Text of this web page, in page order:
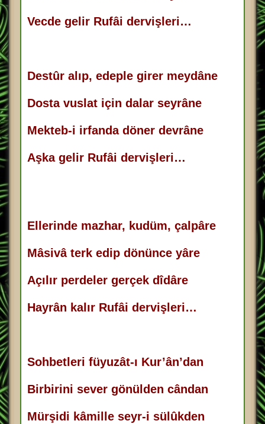
Vecde gelir Rufâi dervişleri…
Destûr alıp, edeple girer meydâne
Dosta vuslat için dalar seyrâne
Mekteb-i irfanda döner devrâne
Aşka gelir Rufâi dervişleri…
Ellerinde mazhar, kudüm, çalpâre
Mâsivâ terk edip dönünce yâre
Açılır perdeler gerçek dîdâre
Hayrân kalır Rufâi dervişleri…
Sohbetleri füyuzât-ı Kur’ân’dan
Birbirini sever gönülden cândan
Mürşidi kâmille seyr-i sülûkden